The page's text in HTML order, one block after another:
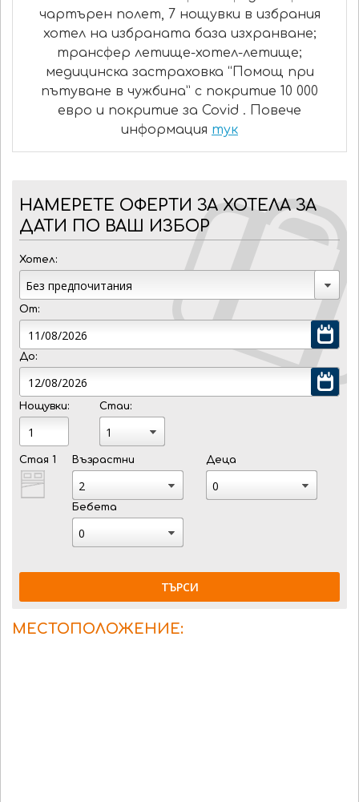
чартърен полет, 7 нощувки в избрания
хотел на избраната база изхранване;
трансфер летище-хотел-летище;
медицинска застраховка “Помощ при
пътуване в чужбина” с покритие 10 000
евро и покритие за Covid . Повече
информация тук
НАМЕРЕТЕ ОФЕРТИ ЗА ХОТЕЛА ЗА
ДАТИ ПО ВАШ ИЗБОР
Хотел:
От:
До:
Нощувки: Стаи:
Стая 1 Възрастни Деца
Бебета
ТЪРСИ
МЕСТОПОЛОЖЕНИЕ: